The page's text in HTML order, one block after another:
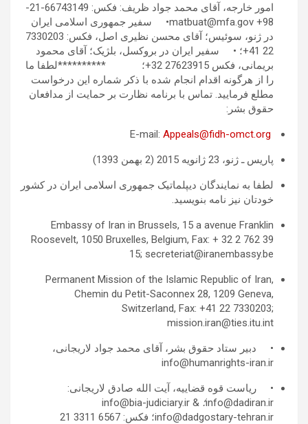
امور خارجه، آقای محمد جواد ظریف: فکس: 66743149-21-
98+ matbuat@mfa.gov• سفیر جمهوری اسلامی ایران
در ژنو، سوئیس؛ آقای محسن نظیری اصل، فکس: 7330203
22 41+؛ • سفیر ایران در بروکسل، بلژیک؛ آقای محمود
بریمانی، فکس 27623915 32+؛ **********لطفا ما
را از هرگونه اقدام انجام شده با ذکر شماره این درخواست
مطلع فرمایید. تماس با برنامه نظارت بر حمایت از مدافعان
حقوق بشر:
Appeals@fidh-omct.org
پاریس ـ ژنو، 23 ژانویه 2015 (2 بهمن 1393)
لطفا به نمایندگان دیپلماتیک جمهوری اسلامی ایران در کشور
خودتان نیز نامه بنویسید.
Embassy of Iran in Brussels, 15 a avenue Franklin
Roosevelt, 1050 Bruxelles, Belgium, Fax: + 32 2 762 39
15; secreteriat@iranembassy.be
Permanent Mission of the Islamic Republic of Iran,
Chemin du Petit-Saconnex 28, 1209 Geneva,
Switzerland, Fax: +41 22 7330203;
mission.iran@ties.itu.int
• دبیر ستاد حقوق بشر، آقای محمد جواد لاریجانی،
info@humanrights-iran.ir
• ریاست قوه قضاییه، آیت الله صادق لاریجانی:
info@dadiran.ir؛ info@bia-judiciary.ir &
info@dadgostary-tehran.ir؛ فکس: 6567 3311 21